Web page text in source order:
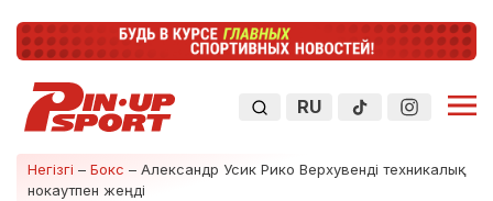
RU
Негізгі – Бокс – Александр Усик Рико Верхувенді техникалық
нокаутпен жеңді